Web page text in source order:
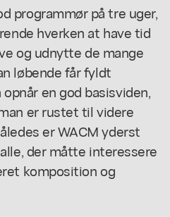
programmør på tre uger,
hverken at have tid
og udnytte de mange
løbende får fyldt
en god basisviden,
er rustet til videre
er WACM yderst
der måtte interessere
komposition og